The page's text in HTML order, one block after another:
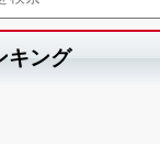
キング